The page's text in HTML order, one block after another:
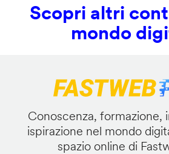
Scopri altri
mondo
Conoscenza, formazione,
ispirazione nel mondo
spazio online di